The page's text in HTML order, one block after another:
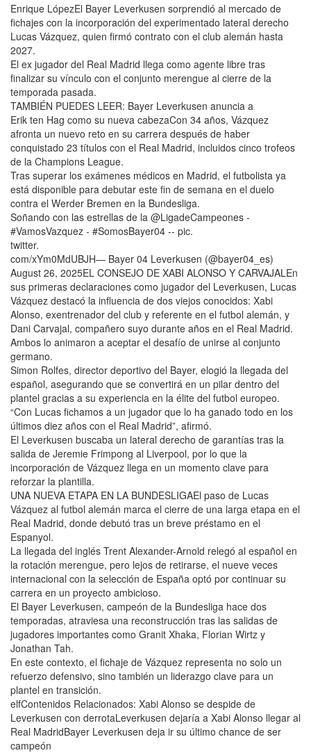
Enrique LópezEl Bayer Leverkusen sorprendió al mercado de
fichajes con la incorporación del experimentado lateral derecho
Lucas Vázquez, quien firmó contrato con el club alemán hasta
2027.
El ex jugador del Real Madrid llega como agente libre tras
finalizar su vínculo con el conjunto merengue al cierre de la
temporada pasada.
TAMBIÉN PUEDES LEER: Bayer Leverkusen anuncia a
Erik ten Hag como su nueva cabezaCon 34 años, Vázquez
afronta un nuevo reto en su carrera después de haber
conquistado 23 títulos con el Real Madrid, incluidos cinco trofeos
de la Champions League.
Tras superar los exámenes médicos en Madrid, el futbolista ya
está disponible para debutar este fin de semana en el duelo
contra el Werder Bremen en la Bundesliga.
Soñando con las estrellas de la @LigadeCampeones -
#VamosVazquez - #SomosBayer04 -- pic.
twitter.
com/xYm0MdUBJH— Bayer 04 Leverkusen (@bayer04_es)
August 26, 2025EL CONSEJO DE XABI ALONSO Y CARVAJALEn
sus primeras declaraciones como jugador del Leverkusen, Lucas
Vázquez destacó la influencia de dos viejos conocidos: Xabi
Alonso, exentrenador del club y referente en el futbol alemán, y
Dani Carvajal, compañero suyo durante años en el Real Madrid.
Ambos lo animaron a aceptar el desafío de unirse al conjunto
germano.
Simon Rolfes, director deportivo del Bayer, elogió la llegada del
español, asegurando que se convertirá en un pilar dentro del
plantel gracias a su experiencia en la élite del futbol europeo.
“Con Lucas fichamos a un jugador que lo ha ganado todo en los
últimos diez años con el Real Madrid”, afirmó.
El Leverkusen buscaba un lateral derecho de garantías tras la
salida de Jeremie Frimpong al Liverpool, por lo que la
incorporación de Vázquez llega en un momento clave para
reforzar la plantilla.
UNA NUEVA ETAPA EN LA BUNDESLIGAEl paso de Lucas
Vázquez al futbol alemán marca el cierre de una larga etapa en el
Real Madrid, donde debutó tras un breve préstamo en el
Espanyol.
La llegada del inglés Trent Alexander-Arnold relegó al español en
la rotación merengue, pero lejos de retirarse, el nueve veces
internacional con la selección de España optó por continuar su
carrera en un proyecto ambicioso.
El Bayer Leverkusen, campeón de la Bundesliga hace dos
temporadas, atraviesa una reconstrucción tras las salidas de
jugadores importantes como Granit Xhaka, Florian Wirtz y
Jonathan Tah.
En este contexto, el fichaje de Vázquez representa no solo un
refuerzo defensivo, sino también un liderazgo clave para un
plantel en transición.
elfContenidos Relacionados: Xabi Alonso se despide de
Leverkusen con derrotaLeverkusen dejaría a Xabi Alonso llegar al
Real MadridBayer Leverkusen deja ir su último chance de ser
campeón